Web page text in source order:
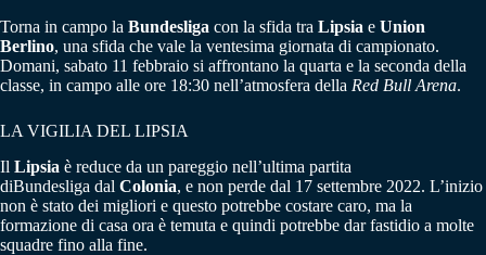
Torna in campo la Bundesliga con la sfida tra Lipsia e Union
Berlino, una sfida che vale la ventesima giornata di campionato.
Domani, sabato 11 febbraio si affrontano la quarta e la seconda della
classe, in campo alle ore 18:30 nell’atmosfera della Red Bull Arena.
LA VIGILIA DEL LIPSIA
Il Lipsia è reduce da un pareggio nell’ultima partita
diBundesliga dal Colonia, e non perde dal 17 settembre 2022. L’inizio
non è stato dei migliori e questo potrebbe costare caro, ma la
formazione di casa ora è temuta e quindi potrebbe dar fastidio a molte
squadre fino alla fine.